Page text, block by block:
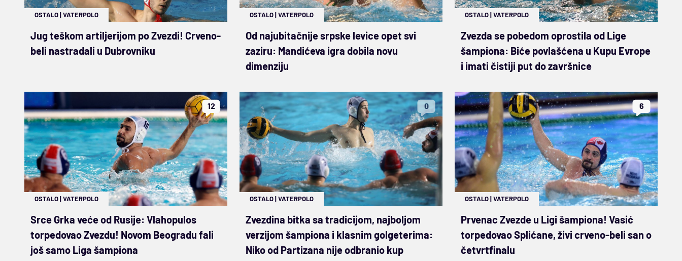
OSTALO|VATERPOLO
Jug teškom artiljerijom po Zvezdi! Crveno-
beli nastradali u Dubrovniku
OSTALO|VATERPOLO
Od najubitačnije srpske levice opet svi
zaziru: Mandićeva igra dobila novu
dimenziju
OSTALO|VATERPOLO
Zvezda se pobedom oprostila od Lige
šampiona: Biće povlašćena u Kupu Evrope
i imati čistiji put do završnice
12
OSTALO|VATERPOLO
Srce Grka veće od Rusije: Vlahopulos
torpedovao Zvezdu! Novom Beogradu fali
još samo Liga šampiona
0
OSTALO|VATERPOLO
Zvezdina bitka sa tradicijom, najboljom
verzijom šampiona i klasnim golgeterima:
Niko od Partizana nije odbranio kup
6
OSTALO|VATERPOLO
Prvenac Zvezde u Ligi šampiona! Vasić
torpedovao Splićane, živi crveno-beli san o
četvrtfinalu